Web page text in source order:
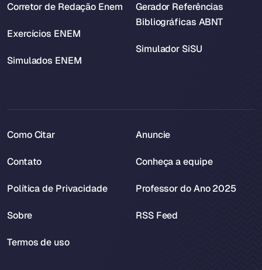
Corretor de Redação Enem
Exercícios ENEM
Simulados ENEM
Gerador Referências
Bibliográficas ABNT
Simulador SiSU
Como Citar
Contato
Política de Privacidade
Sobre
Termos de uso
Anuncie
Conheça a equipe
Professor do Ano 2025
RSS Feed